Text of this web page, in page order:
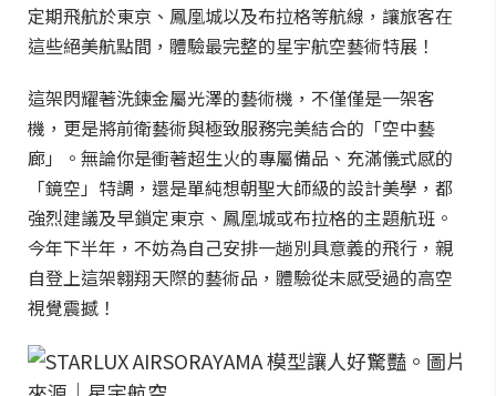
定期飛航於東京、鳳凰城以及布拉格等航線，讓旅客在
這些絕美航點間，體驗最完整的星宇航空藝術特展！
這架閃耀著洗鍊金屬光澤的藝術機，不僅僅是一架客
機，更是將前衛藝術與極致服務完美結合的「空中藝
廊」。無論你是衝著超生火的專屬備品、充滿儀式感的
「鏡空」特調，還是單純想朝聖大師級的設計美學，都
強烈建議及早鎖定東京、鳳凰城或布拉格的主題航班。
今年下半年，不妨為自己安排一趟別具意義的飛行，親
自登上這架翱翔天際的藝術品，體驗從未感受過的高空
視覺震撼！